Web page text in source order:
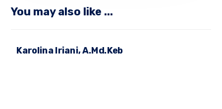
You may also like ...
Karolina Iriani, A.Md.Keb